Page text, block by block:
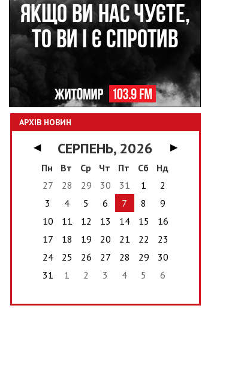
АРХІВ НОВИН
◀ СЕРПЕНЬ, 2026
▶
Пн
Вт Ср Чт Пт Сб
Нд
27
28 29 30 31 1
2
3
4 5 6 7 8
9
10
11 12 13 14 15
16
17
18 19 20 21 22
23
24
25 26 27 28 29
30
31
1 2 3 4 5 6